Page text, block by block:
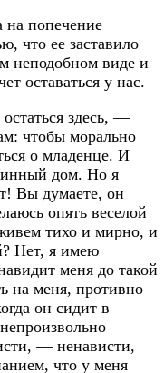
на попечение
что ее заставило
неподобном виде и
оставаться у нас.
здесь, —
чтобы морально
о младенце. И
дом. Но я
Вы думаете, он
опять веселой
тихо и мирно, и
Нет, я имею
меня до такой
на меня, противно
он сидит в
— ненависти,
что у меня